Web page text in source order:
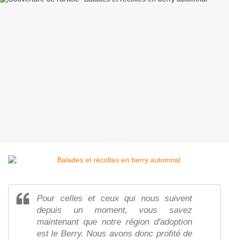
Pour celles et ceux qui nous suivent
depuis un moment, vous savez
maintenant que notre région d'adoption
est le Berry. Nous avons donc profité de